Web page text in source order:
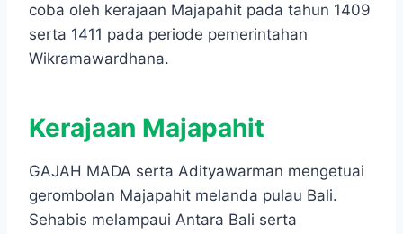
coba oleh kerajaan Majapahit pada tahun 1409
serta 1411 pada periode pemerintahan
Wikramawardhana.
Kerajaan Majapahit
GAJAH MADA serta Adityawarman mengetuai
gerombolan Majapahit melanda pulau Bali.
Sehabis melampaui Antara Bali serta